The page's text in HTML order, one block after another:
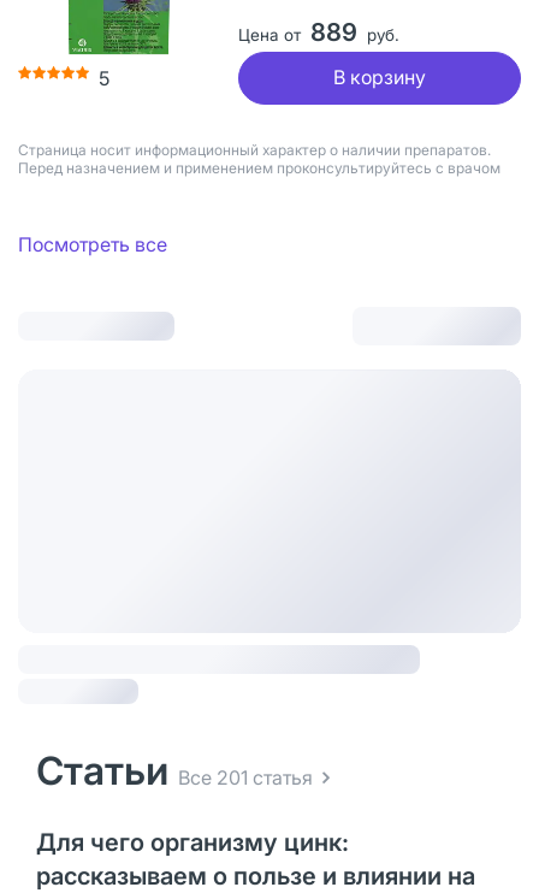
5
Цена от 889 руб.
В корзину
Страница носит информационный характер о наличии препаратов.
Перед назначением и применением проконсультируйтесь с врачом
Посмотреть все
Статьи Все 201 статья
Для чего организму цинк:
рассказываем о пользе и влиянии на